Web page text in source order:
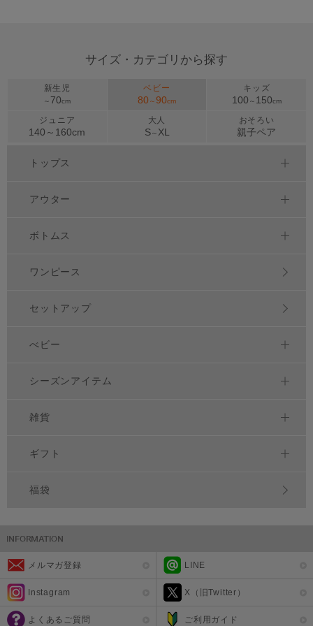
サイズ・カテゴリから探す
新生児
～ 70cm
ベビー
80 ～90cm
キッズ
100 ～ 150cm
ジュニア
140～ 160cm
大人
S～ XL
おそろい
親子ペア
トップス
アウター
ボトムス
ワンピース
セットアップ
べビー
シーズンアイテム
雑貨
ギフト
福袋
メルマガ登録 LINE
Instagram X（旧Twitter）
よくあるご質問 ご利用ガイド